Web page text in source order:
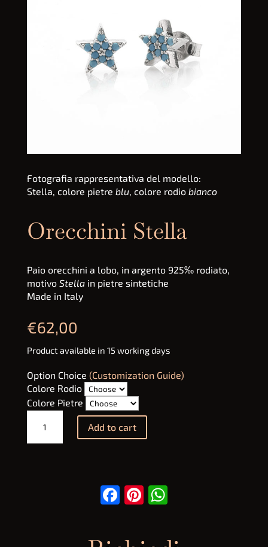
Fotografia rappresentativa del modello:
Stella, colore pietre blu, colore rodio bianco
Orecchini Stella
Paio orecchini a lobo, in argento 925‰ rodiato,
motivo Stellain pietre sintetiche
Made in Italy
€62,00
Product available in 15 working days
Option Choice (Customization Guide)
Colore Rodio
Colore Pietre
Stella
quantity
Add to cart
Facebook
Pinterest
WhatsApp